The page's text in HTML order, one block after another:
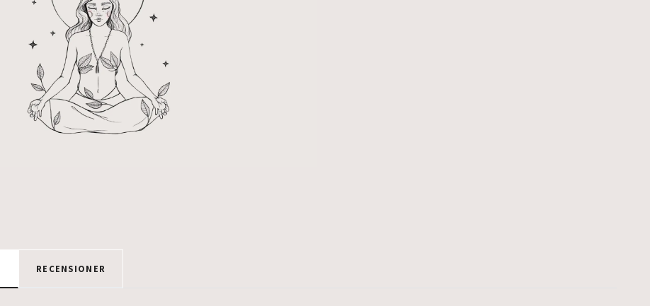
RECENSIONER